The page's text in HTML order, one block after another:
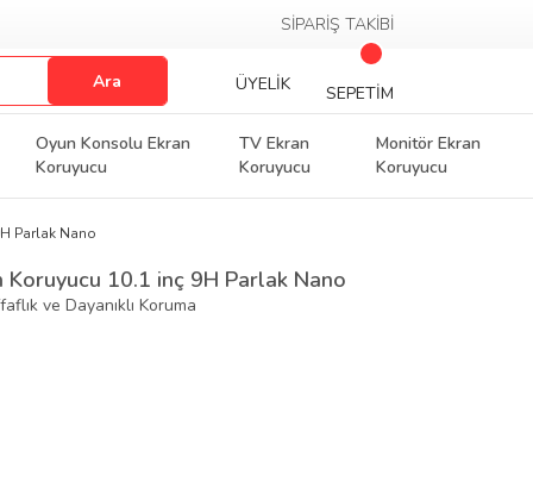
SİPARİŞ TAKİBİ
Ara ÜYELİK SEPETİM
Oyun Konsolu Ekran
Koruyucu
TV Ekran
Koruyucu
Monitör Ekran
Koruyucu
Parlak Nano
Koruyucu 10.1 inç 9H Parlak Nano
ve Dayanıklı Koruma